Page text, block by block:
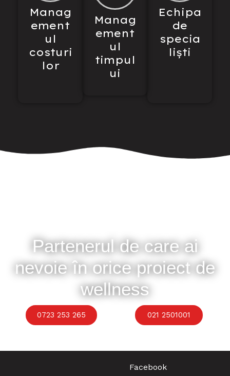
Manag
ement
ul
costuri
lor
Manag
ement
ul
timpul
ui
Echipa
de
specia
liști
Partenerul de care ai
nevoie în orice proiect de
wellness
0723 253 265 021 2501001
Facebook